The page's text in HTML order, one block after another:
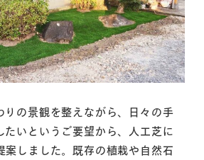
りの景観を整えながら、日々の手
たいというご要望から、人工芝に
案しました。既存の植栽や自然石